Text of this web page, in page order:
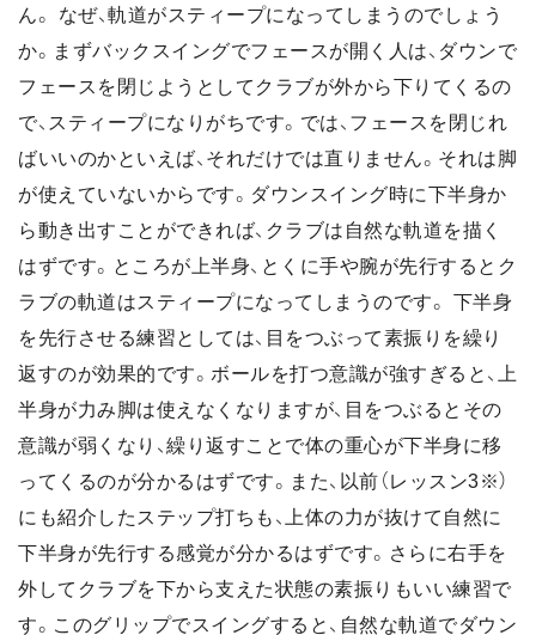
ん。 なぜ、軌道がスティープになってしまうのでしょう
か。まずバックスイングでフェースが開く人は、ダウンで
フェースを閉じようとしてクラブが外から下りてくるの
で、スティープになりがちです。では、フェースを閉じれ
ばいいのかといえば、それだけでは直りません。それは脚
が使えていないからです。ダウンスイング時に下半身か
ら動き出すことができれば、クラブは自然な軌道を描く
はずです。ところが上半身、とくに手や腕が先行するとク
ラブの軌道はスティープになってしまうのです。 下半身
を先行させる練習としては、目をつぶって素振りを繰り
返すのが効果的です。ボールを打つ意識が強すぎると、上
半身が力み脚は使えなくなりますが、目をつぶるとその
意識が弱くなり、繰り返すことで体の重心が下半身に移
ってくるのが分かるはずです。また、以前（レッスン3※）
にも紹介したステップ打ちも、上体の力が抜けて自然に
下半身が先行する感覚が分かるはずです。さらに右手を
外してクラブを下から支えた状態の素振りもいい練習で
す。このグリップでスイングすると、自然な軌道でダウン